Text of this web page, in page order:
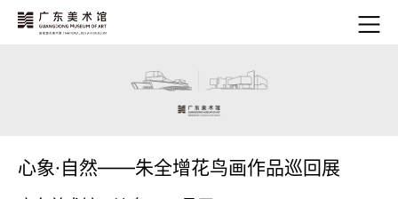
心象·自然——朱全增花鸟画作品巡回展